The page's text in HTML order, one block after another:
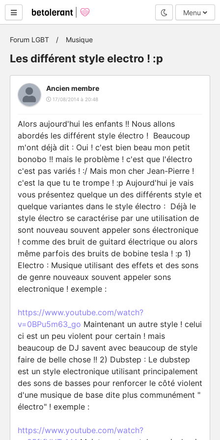
Mode nuit
Menu
Forum LGBT Musique
Les différent style electro ! :p
Ancien membre
17/08/2014 à 20:48
Alors aujourd'hui les enfants !! Nous allons
abordés les différent style électro ! Beaucoup
m'ont déjà dit : Oui ! c'est bien beau mon petit
bonobo !! mais le problème ! c'est que l'électro
c'est pas variés ! :/ Mais mon cher Jean-Pierre !
c'est la que tu te trompe ! :p Aujourd'hui je vais
vous présentez quelque un des différents style et
quelque variantes dans le style électro : Déjà le
style électro se caractérise par une utilisation de
sont nouveau souvent appeler sons électronique
! comme des bruit de guitard électrique ou alors
même parfois des bruits de bobine tesla ! :p 1)
Electro : Musique utilisant des effets et des sons
de genre nouveaux souvent appeler sons
electronique ! exemple :
https://www.youtube.com/watch?
v=0BPu5m63_go Maintenant un autre style ! celui
ci est un peu violent pour certain ! mais
beaucoup de DJ savent avec beaucoup de style
faire de belle chose !! 2) Dubstep : Le dubstep
est un style electronique utilisant principalement
des sons de basses pour renforcer le côté violent
d'une musique de base dite plus communément "
électro" ! exemple :
https://www.youtube.com/watch?